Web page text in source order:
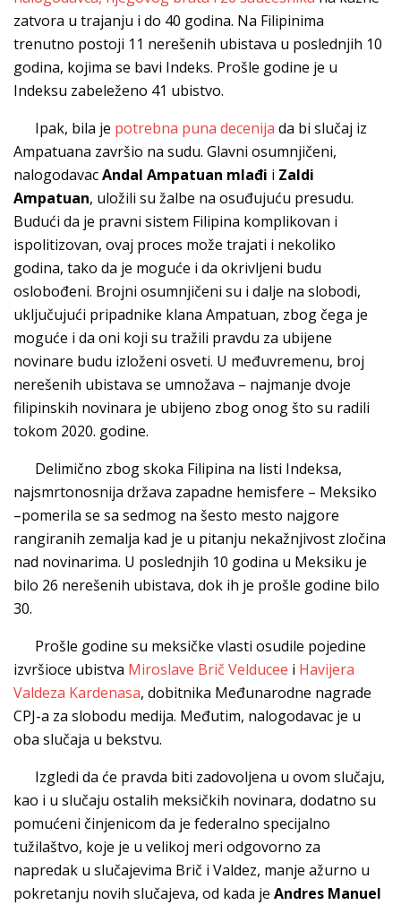
zatvora u trajanju i do 40 godina. Na Filipinima
trenutno postoji 11 nerešenih ubistava u poslednjih 10
godina, kojima se bavi Indeks. Prošle godine je u
Indeksu zabeleženo 41 ubistvo.
Ipak, bila je potrebna puna decenija da bi slučaj iz
Ampatuana završio na sudu. Glavni osumnjičeni,
nalogodavacAndal Ampatuan mlađi i Zaldi
Ampatuan, uložili su žalbe na osuđujuću presudu.
Budući da je pravni sistem Filipina komplikovan i
ispolitizovan, ovaj proces može trajati i nekoliko
godina, tako da je moguće i da okrivljeni budu
oslobođeni. Brojni osumnjičeni su i dalje na slobodi,
uključujući pripadnike klana Ampatuan, zbog čega je
moguće i da oni koji su tražili pravdu za ubijene
novinare budu izloženi osveti. U međuvremenu, broj
nerešenih ubistava se umnožava – najmanje dvoje
filipinskih novinara je ubijeno zbog onog što su radili
tokom 2020. godine.
Delimično zbog skoka Filipina na listi Indeksa,
najsmrtonosnija država zapadne hemisfere – Meksiko
–pomerila se sa sedmog na šesto mesto najgore
rangiranih zemalja kad je u pitanju nekažnjivost zločina
nad novinarima. U poslednjih 10 godina u Meksiku je
bilo 26 nerešenih ubistava, dok ih je prošle godine bilo
30.
Prošle godine su meksičke vlasti osudile pojedine
izvršioce ubistva Miroslave Brič Velducee i Havijera
Valdeza Kardenasa, dobitnika Međunarodne nagrade
CPJ-a za slobodu medija. Međutim, nalogodavac je u
oba slučaja u bekstvu.
Izgledi da će pravda biti zadovoljena u ovom slučaju,
kao i u slučaju ostalih meksičkih novinara, dodatno su
pomućeni činjenicom da je federalno specijalno
tužilaštvo, koje je u velikoj meri odgovorno za
napredak u slučajevima Brič i Valdez, manje ažurno u
pokretanju novih slučajeva, od kada je Andres Manuel